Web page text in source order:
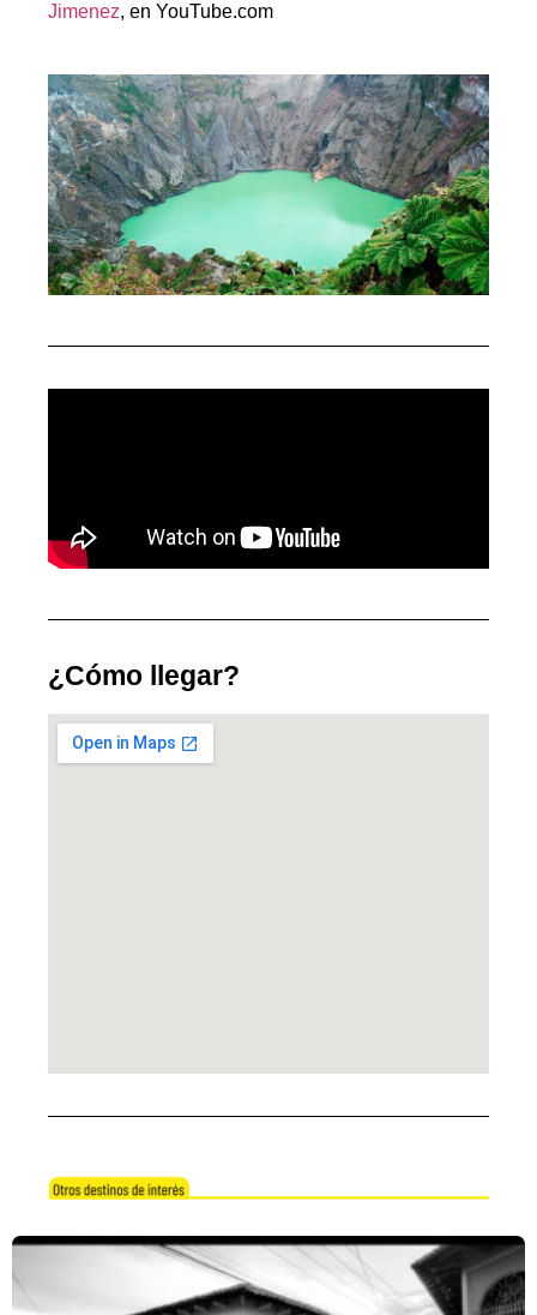
Jimenez, en YouTube.com
¿Cómo llegar?